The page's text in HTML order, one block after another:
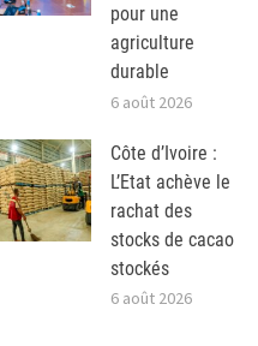
pour une
agriculture
durable
6 août 2026
Côte d’Ivoire :
L’Etat achève le
rachat des
stocks de cacao
stockés
6 août 2026